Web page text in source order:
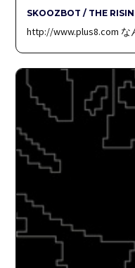
SKOOZBOT / THE
http://www.plus8.com